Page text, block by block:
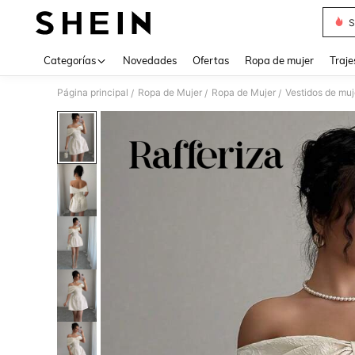
Categorías Novedades Ofertas Ropa de mujer
Página principal / Ropa de Mujer / Ropa de Mujer / Vestidos de